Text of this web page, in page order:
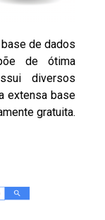
de dados
de ótima
diversos
extensa base
gratuita.